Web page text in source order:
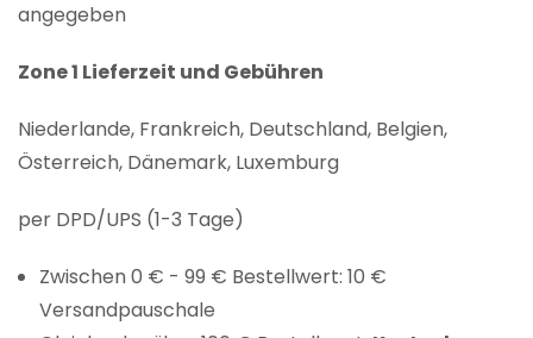
angegeben
Zone 1 Lieferzeit und Gebühren
Niederlande, Frankreich, Deutschland, Belgien,
Österreich, Dänemark, Luxemburg
per DPD/UPS (1-3 Tage)
Zwischen 0 € - 99 € Bestellwert: 10 €
Versandpauschale